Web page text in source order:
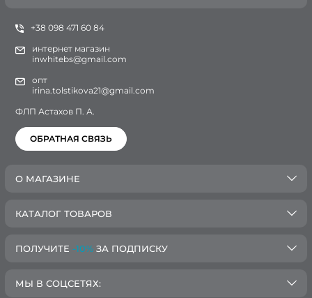
+38 098 471 60 84
интернет магазин
inwhitebs@gmail.com
опт
irina.tolstikova21@gmail.com
ФЛП Астахов П. А.
ОБРАТНАЯ СВЯЗЬ
О МАГАЗИНЕ
КАТАЛОГ ТОВАРОВ
ПОЛУЧИТЕ -10% ЗА ПОДПИСКУ
МЫ В СОЦСЕТЯХ: